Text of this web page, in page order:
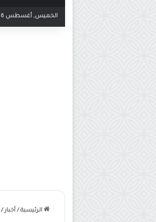
الخميس, أغسطس 6 2026
الرئيسية / أخبار /